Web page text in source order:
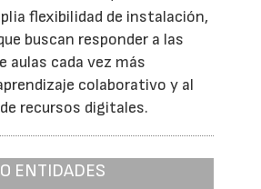
flexibilidad de instalación,
buscan responder a las
aulas cada vez más
colaborativo y al
recursos digitales.
ENTIDADES